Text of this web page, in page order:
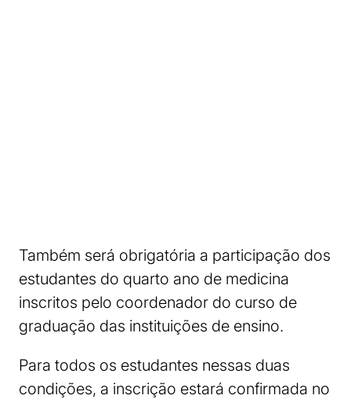
Também será obrigatória a participação dos
estudantes do quarto ano de medicina
inscritos pelo coordenador do curso de
graduação das instituições de ensino.
Para todos os estudantes nessas duas
condições, a inscrição estará confirmada no